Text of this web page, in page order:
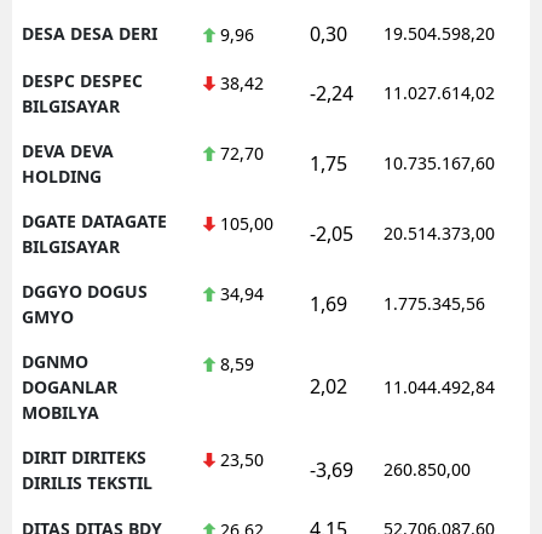
DESA DESA DERI 9,96 0,30 19.504.598,20
DESPC DESPEC
BILGISAYAR
38,42 -2,24 11.027.614,02
DEVA DEVA
HOLDING
72,70 1,75 10.735.167,60
DGATE DATAGATE
BILGISAYAR
105,00 -2,05 20.514.373,00
DGGYO DOGUS
GMYO
34,94 1,69 1.775.345,56
DGNMO
DOGANLAR
MOBILYA
8,59
2,02 11.044.492,84
DIRIT DIRITEKS
DIRILIS TEKSTIL
23,50 -3,69 260.850,00
DITAS DITAS BDY 26,62 52.706.087,60